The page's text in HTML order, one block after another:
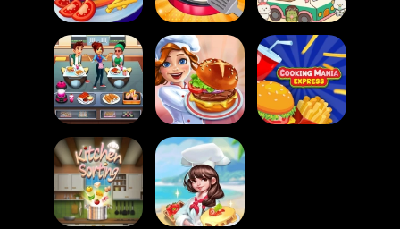
Cooking Mania
Cooking Madness
Game
لعبة مثلجات القط
لعبة طاهي المقهى
السريع
Cooking Festival